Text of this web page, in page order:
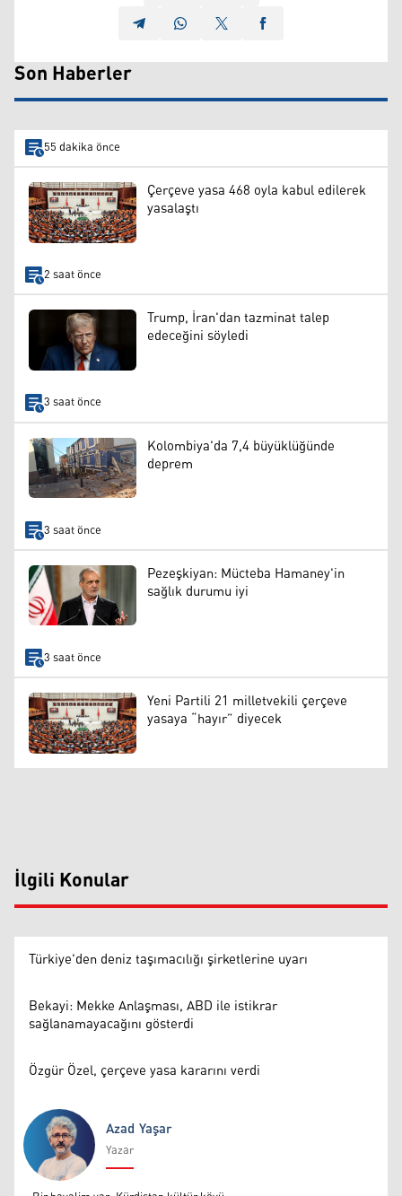
Son Haberler
55 dakika önce
Çerçeve yasa 468 oyla kabul edilerek
yasalaştı
2 saat önce
Trump, İran'dan tazminat talep
edeceğini söyledi
3 saat önce
Kolombiya'da 7,4 büyüklüğünde
deprem
3 saat önce
Pezeşkiyan: Mücteba Hamaney'in
sağlık durumu iyi
3 saat önce
Yeni Partili 21 milletvekili çerçeve
yasaya “hayır” diyecek
İlgili Konular
Türkiye'den deniz taşımacılığı şirketlerine uyarı
Bekayi: Mekke Anlaşması, ABD ile istikrar
sağlanamayacağını gösterdi
Özgür Özel, çerçeve yasa kararını verdi
Azad Yaşar
Yazar